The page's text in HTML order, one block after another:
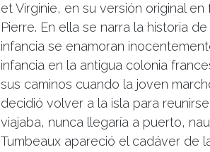
et Virginie, en su versión original
Pierre. En ella se narra la historia
infancia se enamoran
infancia en la antigua colonia
sus caminos cuando la joven
decidió volver a la isla para
viajaba, nunca llegaría a puerto,
Tumbeaux apareció el cadáver de